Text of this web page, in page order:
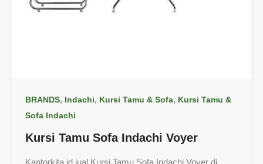
BRANDS, Indachi, Kursi Tamu & Sofa, Kursi Tamu &
Sofa Indachi
Kursi Tamu Sofa Indachi Voyer